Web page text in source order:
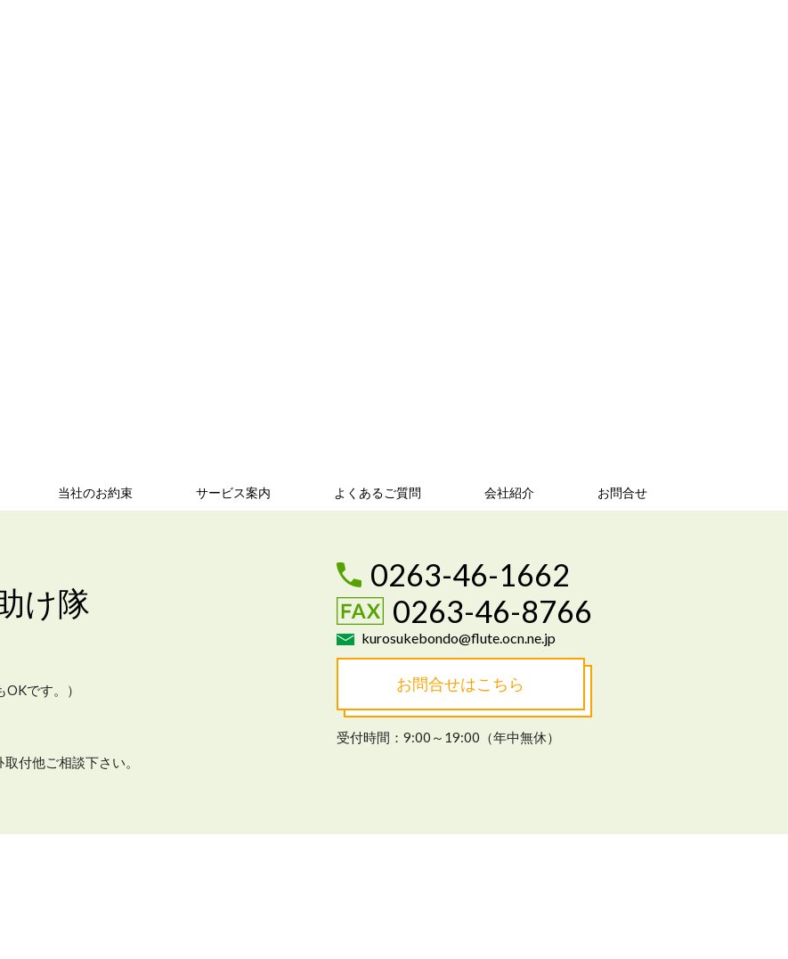
当社のお約束 サービス案内 よくあるご質問 会社紹介 お問合せ
け隊
です。）
付他ご相談下さい。
0263-46-1662
0263-46-8766
kurosukebondo@flute.ocn.ne.jp
お問合せはこちら
受付時間：9:00～19:00（年中無休）